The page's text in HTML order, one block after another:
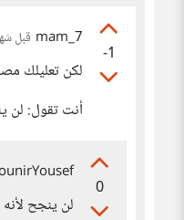
-1
mam_7 قبل
لكن تعليلك
أنت تقول: لن
0
لن ينجح